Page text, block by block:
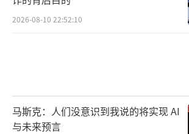
2026-08-10 22:52:10
马斯克：人们没意识到我说的将实现 AI
与未来预言